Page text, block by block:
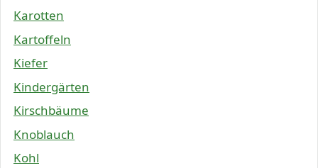
Karotten
Kartoffeln
Kiefer
Kindergärten
Kirschbäume
Knoblauch
Kohl